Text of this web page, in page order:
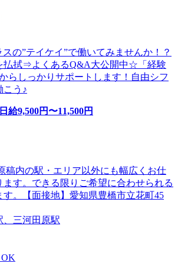
スの”テイケイ”で働いてみませんか！？
払拭⇒よくあるQ&A大公開中☆「経験
らしっかりサポートします！自由シフ
こう♪
日給9,500円〜11,500円
内の駅・エリア以外にも幅広くお仕
す。できる限りご希望に合わせられる
す。【面接地】愛知県豊橋市立花町45
、三河田原駅